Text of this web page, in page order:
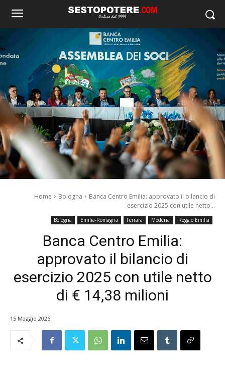
Home Bologna
Banca Centro Emilia: approvato il bilancio di
esercizio 2025 con utile netto...
Bologna Emilia-Romagna Ferrara Modena Reggio Emilia
Banca Centro Emilia:
approvato il bilancio di
esercizio 2025 con utile netto
di € 14,38 milioni
15 Maggio 2026